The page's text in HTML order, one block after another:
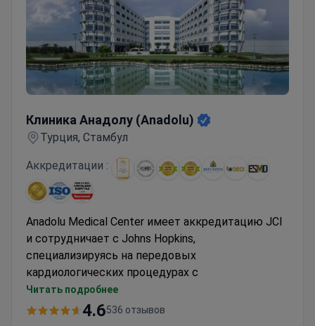
Клиника Анадолу (Anadolu)
Турция, Стамбул
Аккредитации :
Anadolu Medical Center имеет аккредитацию JCI
и сотрудничает с Johns Hopkins,
специализируясь на передовых
кардиологических процедурах с
использованием робототехники.
Хирурги проводят более 900 операций на
Читать подробнее
4.6536 отзывов